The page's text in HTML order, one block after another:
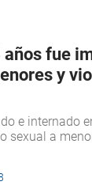
fue
y
e internado
sexual a